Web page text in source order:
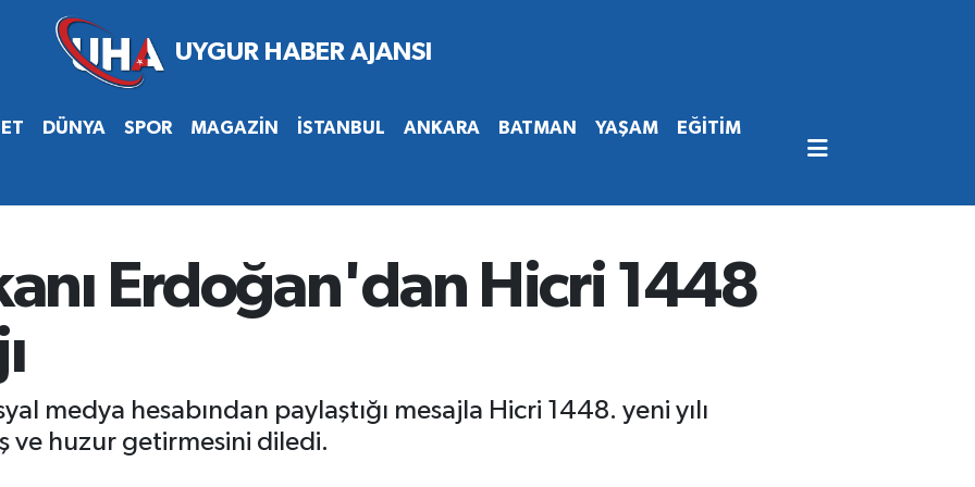
DÜNYA SPOR MAGAZİN İSTANBUL ANKARA BATMAN YAŞAM EĞİTİM
Erdoğan'dan Hicri 1448
medya hesabından paylaştığı mesajla Hicri 1448. yeni yılı
ve huzur getirmesini diledi.